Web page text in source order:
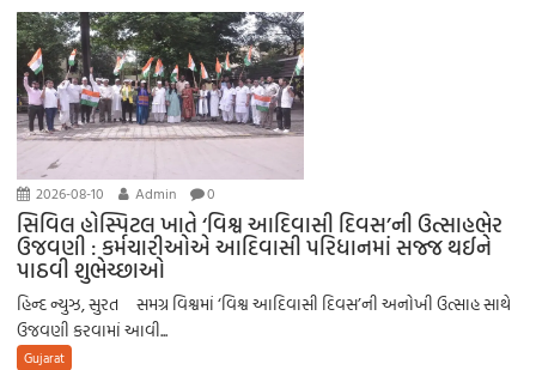
2026-08-10 Admin 0
સિવિલ હોસ્પિટલ ખાતે ‘વિશ્વ આદિવાસી દિવસ’ની ઉત્સાહભેર
ઉજવણી : કર્મચારીઓએ આદિવાસી પરિધાનમાં સજ્જ થઈને
પાઠવી શુભેચ્છાઓ
હિન્દ ન્યુઝ, સુરત સમગ્ર વિશ્વમાં ‘વિશ્વ આદિવાસી દિવસ’ની અનોખી ઉત્સાહ સાથે
ઉજવણી કરવામાં આવી...
Gujarat